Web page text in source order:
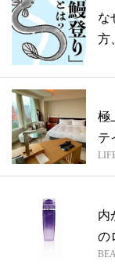
な
方
極
テ
内
の
は